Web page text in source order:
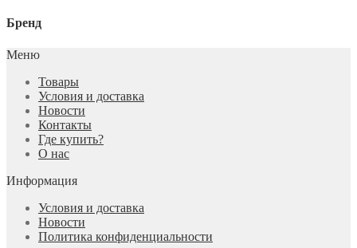
Бренд
Меню
Товары
Условия и доставка
Новости
Контакты
Где купить?
О нас
Информация
Условия и доставка
Новости
Политика конфиденциальности